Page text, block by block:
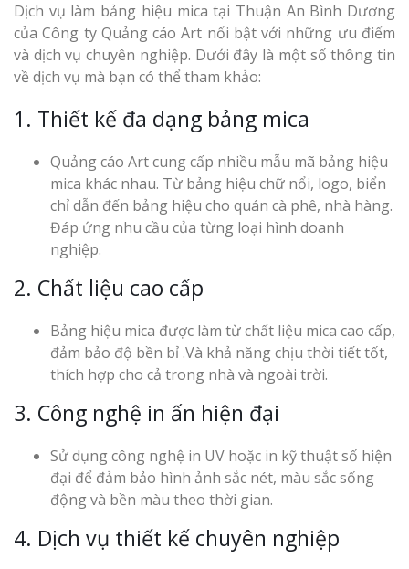
Dịch vụ làm bảng hiệu mica tại Thuận An Bình Dương
của Công ty Quảng cáo Art nổi bật với những ưu điểm
và dịch vụ chuyên nghiệp. Dưới đây là một số thông tin
về dịch vụ mà bạn có thể tham khảo:
1. Thiết kế đa dạng bảng mica
Quảng cáo Art cung cấp nhiều mẫu mã bảng hiệu
mica khác nhau. Từ bảng hiệu chữ nổi, logo, biển
chỉ dẫn đến bảng hiệu cho quán cà phê, nhà hàng.
Đáp ứng nhu cầu của từng loại hình doanh
nghiệp.
2. Chất liệu cao cấp
Bảng hiệu mica được làm từ chất liệu mica cao cấp,
đảm bảo độ bền bỉ .Và khả năng chịu thời tiết tốt,
thích hợp cho cả trong nhà và ngoài trời.
3. Công nghệ in ấn hiện đại
Sử dụng công nghệ in UV hoặc in kỹ thuật số hiện
đại để đảm bảo hình ảnh sắc nét, màu sắc sống
động và bền màu theo thời gian.
4. Dịch vụ thiết kế chuyên nghiệp